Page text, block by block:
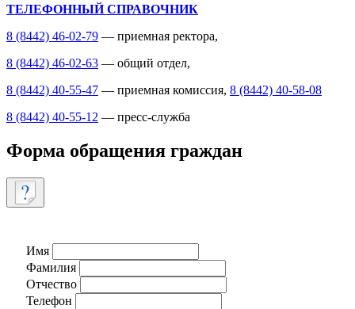
ТЕЛЕФОННЫЙ СПРАВОЧНИК
8 (8442) 46-02-79 — приемная ректора,
8 (8442) 46-02-63 — общий отдел,
8 (8442) 40-55-47 — приемная комиссия, 8 (8442) 40-58-08
8 (8442) 40-55-12 — пресс-служба
Форма обращения граждан
Имя
Фамилия
Отчество
Телефон